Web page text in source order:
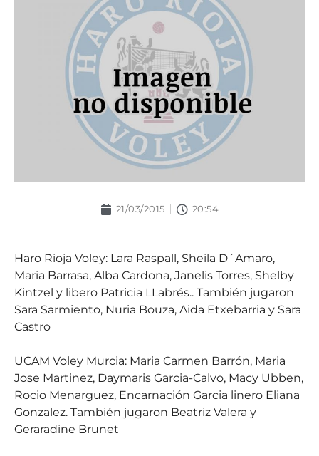
21/03/2015 20:54
Haro Rioja Voley: Lara Raspall, Sheila D´Amaro,
Maria Barrasa, Alba Cardona, Janelis Torres, Shelby
Kintzel y libero Patricia LLabrés.. También jugaron
Sara Sarmiento, Nuria Bouza, Aida Etxebarria y Sara
Castro
UCAM Voley Murcia: Maria Carmen Barrón, Maria
Jose Martinez, Daymaris Garcia-Calvo, Macy Ubben,
Rocio Menarguez, Encarnación Garcia linero Eliana
Gonzalez. También jugaron Beatriz Valera y
Geraradine Brunet